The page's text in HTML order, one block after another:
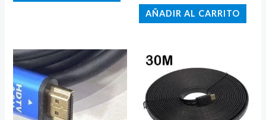
de
Valorado
con
de
AÑADIR AL CARRITO